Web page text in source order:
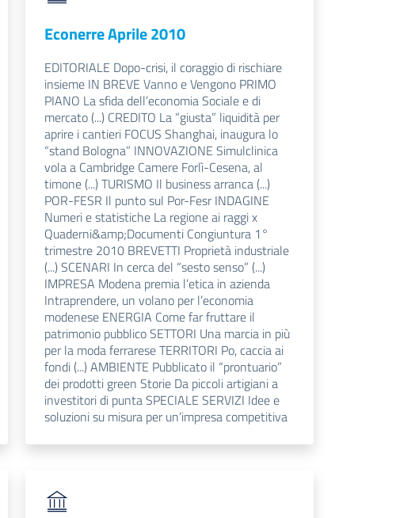
Econerre Aprile 2010
EDITORIALE Dopo-crisi, il coraggio di rischiare
insieme IN BREVE Vanno e Vengono PRIMO
PIANO La sfida dell’economia Sociale e di
mercato (...) CREDITO La “giusta” liquidità per
aprire i cantieri FOCUS Shanghai, inaugura lo
“stand Bologna” INNOVAZIONE Simulclinica
vola a Cambridge Camere Forlì-Cesena, al
timone (...) TURISMO Il business arranca (...)
POR-FESR Il punto sul Por-Fesr INDAGINE
Numeri e statistiche La regione ai raggi x
Quaderni&amp;Documenti Congiuntura 1°
trimestre 2010 BREVETTI Proprietà industriale
(...) SCENARI In cerca del “sesto senso” (...)
IMPRESA Modena premia l’etica in azienda
Intraprendere, un volano per l’economia
modenese ENERGIA Come far fruttare il
patrimonio pubblico SETTORI Una marcia in più
per la moda ferrarese TERRITORI Po, caccia ai
fondi (...) AMBIENTE Pubblicato il “prontuario”
dei prodotti green Storie Da piccoli artigiani a
investitori di punta SPECIALE SERVIZI Idee e
soluzioni su misura per un’impresa competitiva